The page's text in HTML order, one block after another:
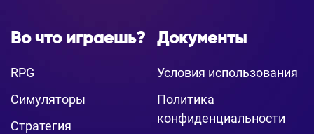
Во что играешь?
RPG
Симуляторы
Стратегия
Документы
Условия использования
Политика
конфиденциальности